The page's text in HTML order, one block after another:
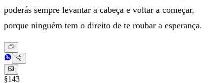
poderás sempre levantar a cabeça e voltar a começar,
porque ninguém tem o direito de te roubar a esperança.
§143